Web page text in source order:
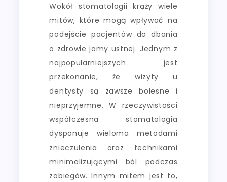
Wokół stomatologii krąży wiele
mitów, które mogą wpływać na
podejście pacjentów do dbania
o zdrowie jamy ustnej. Jednym z
najpopularniejszych jest
przekonanie, że wizyty u
dentysty są zawsze bolesne i
nieprzyjemne. W rzeczywistości
współczesna stomatologia
dysponuje wieloma metodami
znieczulenia oraz technikami
minimalizującymi ból podczas
zabiegów. Innym mitem jest to,